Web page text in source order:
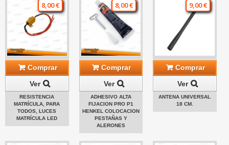
8,00 €
Comprar
Ver
RESISTENCIA
MATRÍCULA, PARA
TODOS, LUCES
MATRÍCULA LED
8,00 €
Comprar
Ver
ADHESIVO ALTA
FIJACION PRO P1
HENKEL COLOCACION
PESTAÑAS Y
ALERONES
9,00 €
Comprar
Ver
ANTENA UNIVERSAL
18 CM.